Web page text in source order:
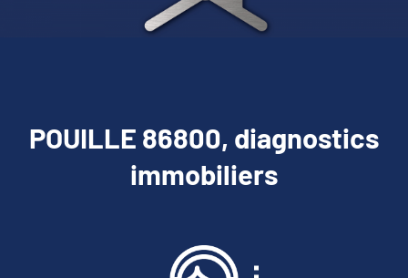
POUILLE 86800, diagnostics
immobiliers